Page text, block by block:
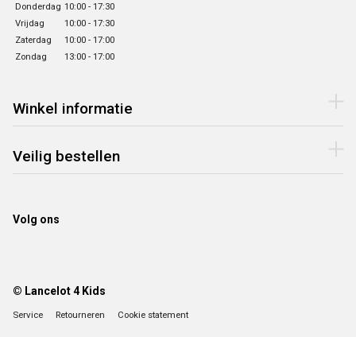
Donderdag 10:00 - 17:30
Vrijdag
10:00 - 17:30
Zaterdag
10:00 - 17:00
Zondag
13:00 - 17:00
Winkel informatie
Veilig bestellen
Volg ons
© Lancelot 4 Kids
Service Retourneren Cookie statement